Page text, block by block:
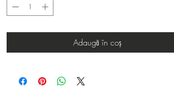
Adaugă în coș